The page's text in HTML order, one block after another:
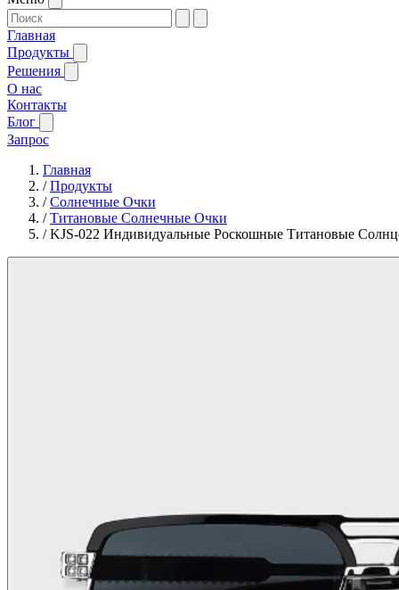
Главная
Продукты
Решения
О нас
Контакты
Блог
Запрос
Главная
/Продукты
/Солнечные Очки
/Титановые Солнечные Очки
/KJS-022 Индивидуальные Роскошные Титановые